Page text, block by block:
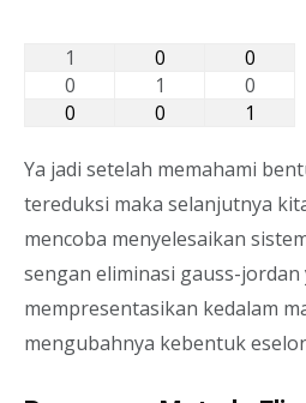
1 0
0
0
1
0
0
0 1
Ya jadi setelah memahami
tereduksi maka selanjutnya
mencoba menyelesaikan
sengan eliminasi gauss-jordan
mempresentasikan kedalam
mengubahnya kebentuk